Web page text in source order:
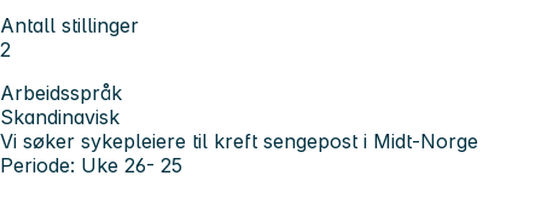
Antall stillinger
2
Arbeidsspråk
Skandinavisk
Vi søker sykepleiere til kreft sengepost i Midt-Norge
Periode: Uke 26- 25